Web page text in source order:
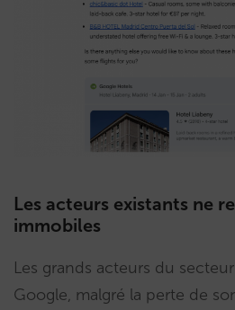
Les acteurs existants ne
immobiles
Les grands acteurs du
Google, malgré la perte de